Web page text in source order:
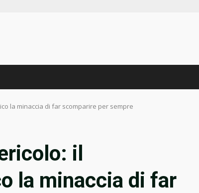
la minaccia di far scomparire per sempre
il
la minaccia di far